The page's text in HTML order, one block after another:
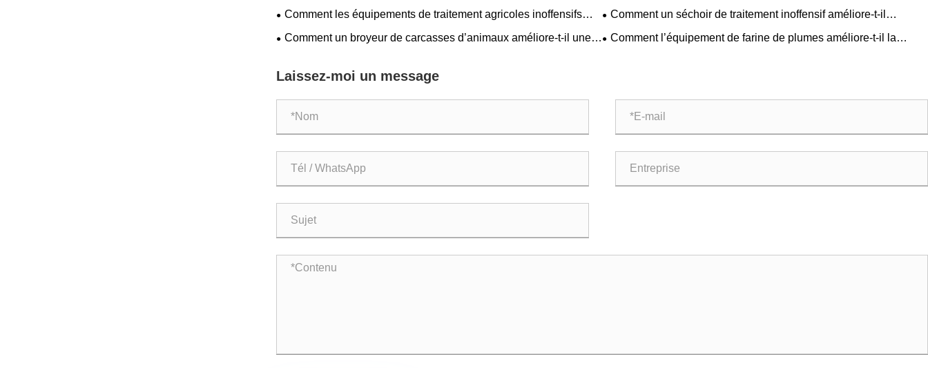
moutons morts et pourquoi est-il important
moutons morts et pourquoi est-il essentiel
Comment les équipements de traitement agricoles inoffensifs
améliorent la gestion des déchets et la protection de
Comment un séchoir de traitement inoffensif améliore-t-il
l’efficacité du traitement des déchets ?
Comment un broyeur de carcasses d’animaux améliore-t-il une
Comment l’équipement de farine de plumes améliore-t-il la
Laissez-moi un message